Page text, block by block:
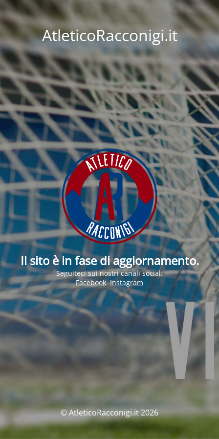
AtleticoRacconigi.it
Il sito è in fase di aggiornamento.
Seguiteci sui nostri canali social.
Facebook Instagram
© AtleticoRacconigi.it 2026